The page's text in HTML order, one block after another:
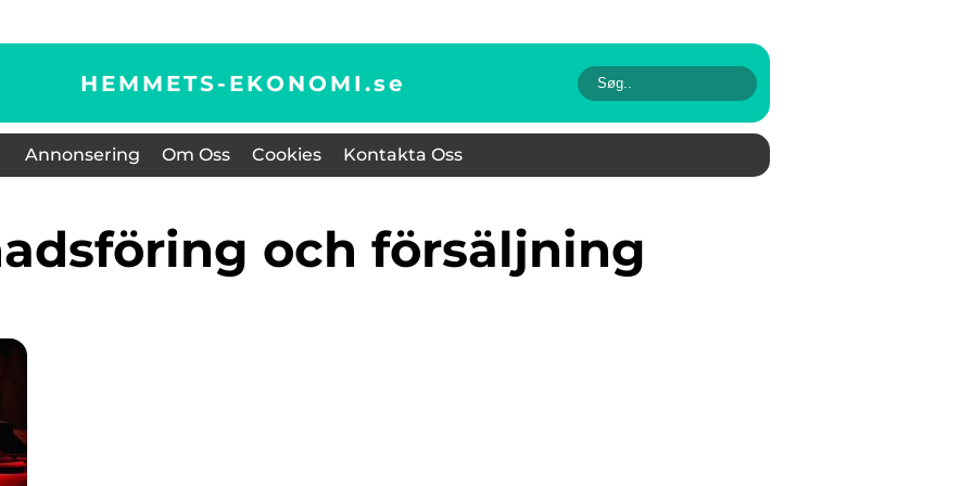
HEMMETS-EKONOMI.se
Annonsering Om Oss Cookies Kontakta Oss
och försäljning